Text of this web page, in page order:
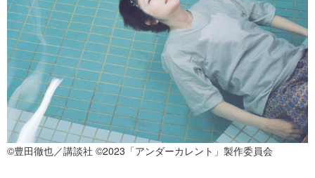
©豊田徹也／講談社 ©2023「アンダーカレント」製作委員会